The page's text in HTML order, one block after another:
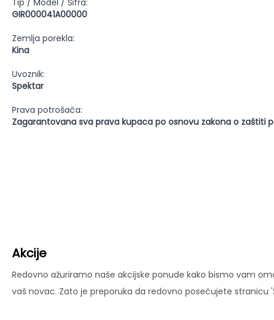
Tip / Model / Šifra:
GIR000041A00000
Zemlja porekla:
Kina
Uvoznik:
Spektar
Prava potrošača:
Zagarantovana sva prava kupaca po osnovu zakona o zaštiti
Akcije
Redovno ažuriramo naše akcijske ponude kako bismo vam
vaš novac. Zato je preporuka da redovno posećujete